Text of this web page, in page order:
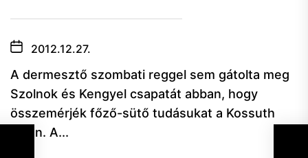
2012.12.27.
A dermesztő szombati reggel sem gátolta meg
Szolnok és Kengyel csapatát abban, hogy
összemérjék főző-sütő tudásukat a Kossuth
téren. A...